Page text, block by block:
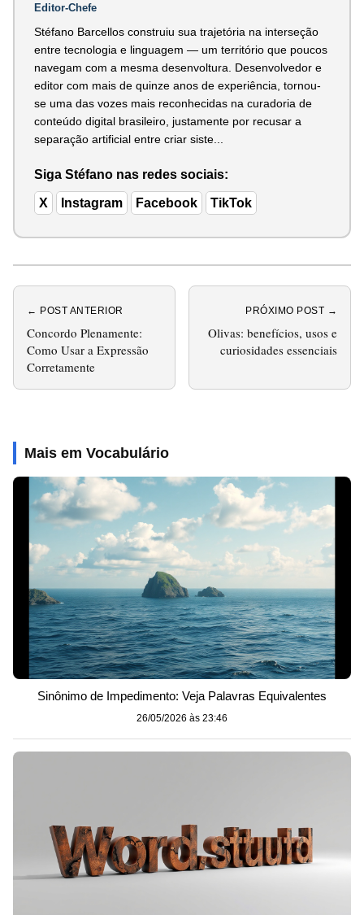
Editor-Chefe
Stéfano Barcellos construiu sua trajetória na interseção
entre tecnologia e linguagem — um território que poucos
navegam com a mesma desenvoltura. Desenvolvedor e
editor com mais de quinze anos de experiência, tornou-
se uma das vozes mais reconhecidas na curadoria de
conteúdo digital brasileiro, justamente por recusar a
separação artificial entre criar siste...
Siga Stéfano nas redes sociais:
X Instagram Facebook TikTok
← POST ANTERIOR
Concordo Plenamente:
Como Usar a Expressão
Corretamente
PRÓXIMO POST →
Olivas: benefícios, usos e
curiosidades essenciais
Mais em Vocabulário
Sinônimo de Impedimento: Veja Palavras Equivalentes
26/05/2026 às 23:46